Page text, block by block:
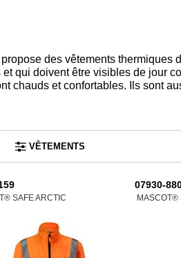
des vêtements thermiques
qui doivent être visibles de jour
chauds et confortables. Ils sont
VÊTEMENTS
SAFE ARCTIC
07930-
MASCOT®